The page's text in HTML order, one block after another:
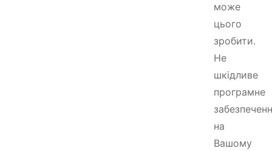
може
цього
зробити.
Не
шкідливе
програмне
на
Вашому